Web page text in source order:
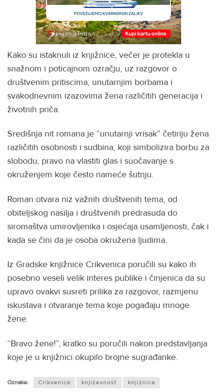
Kako su istaknuli iz knjižnice, večer je protekla u
snažnom i poticajnom ozračju, uz razgovor o
društvenim pritiscima, unutarnjim borbama i
svakodnevnim izazovima žena različitih generacija i
životnih priča.
Središnja nit romana je “unutarnji vrisak” četiriju žena
različitih osobnosti i sudbina, koji simbolizira borbu za
slobodu, pravo na vlastiti glas i suočavanje s
okruženjem koje često nameće šutnju.
Roman otvara niz važnih društvenih tema, od
obiteljskog nasilja i društvenih predrasuda do
siromaštva umirovljenika i osjećaja usamljenosti, čak i
kada se čini da je osoba okružena ljudima.
Iz Gradske knjižnice Crikvenica poručili su kako ih
posebno veseli velik interes publike i činjenica da su
upravo ovakvi susreti prilika za razgovor, razmjenu
iskustava i otvaranje tema koje pogađaju mnoge
žene.
“Bravo žene!”, kratko su poručili nakon predstavljanja
koje je u knjižnici okupilo brojne sugrađanke.
Oznake: Crikvenica knjizevnost knjiznica